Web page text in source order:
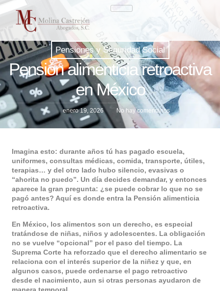
Pensiones y Seguridad Social
Pensión alimenticia retroactiva
en México
enero 19, 2026 No hay comentarios
Imagina esto: durante años tú has pagado escuela,
uniformes, consultas médicas, comida, transporte, útiles,
terapias… y del otro lado hubo silencio, evasivas o
“ahorita no puedo”. Un día decides demandar, y entonces
aparece la gran pregunta: ¿se puede cobrar lo que no se
pagó antes? Aquí es donde entra la Pensión alimenticia
retroactiva.
En México, los alimentos son un derecho, es especial
tratándose de niñas, niños y adolescentes. La obligación
no se vuelve “opcional” por el paso del tiempo. La
Suprema Corte ha reforzado que el derecho alimentario se
relaciona con el interés superior de la niñez y que, en
algunos casos, puede ordenarse el pago retroactivo
desde el nacimiento, aun si otras personas ayudaron de
manera temporal.